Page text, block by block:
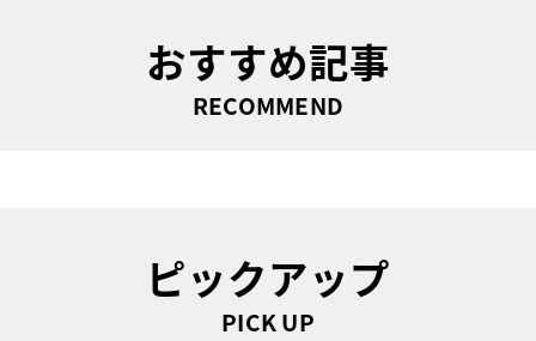
おすすめ記事
RECOMMEND
ピックアップ
PICK UP